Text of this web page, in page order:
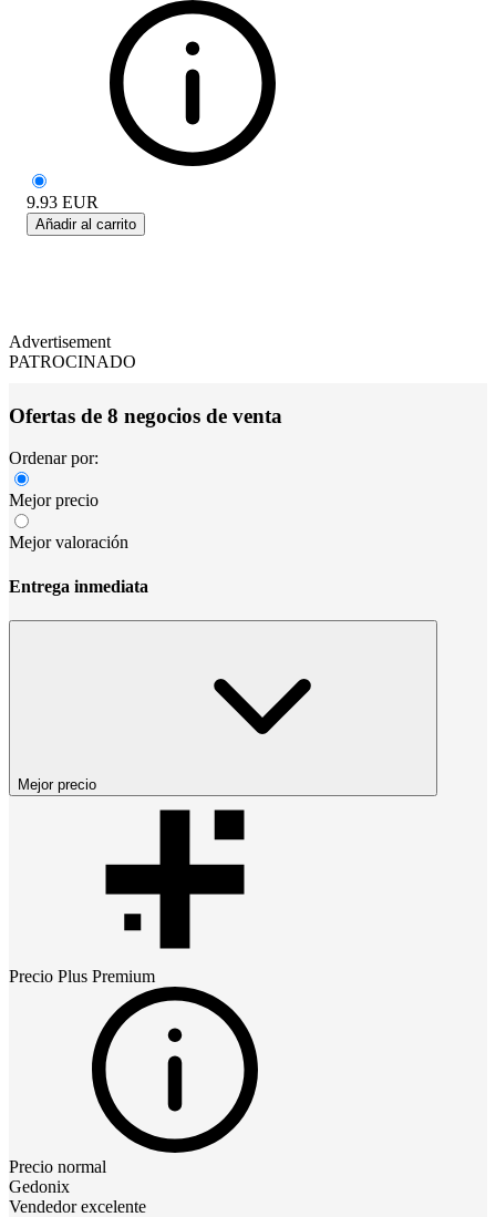
9.93 EUR
Añadir al carrito
Advertisement
PATROCINADO
Ofertas de 8 negocios de venta
Ordenar por:
Mejor precio
Mejor valoración
Entrega inmediata
Mejor precio
Precio Plus Premium
Precio normal
Gedonix
Vendedor excelente